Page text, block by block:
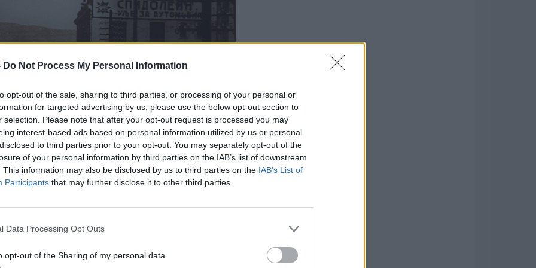
Do Not Process My Personal Information
opt-out of the sale, sharing to third parties, or processing of your personal or
for targeted advertising by us, please use the below opt-out section to
selection. Please note that after your opt-out request is processed you may
interest-based ads based on personal information utilized by us or personal
to third parties prior to your opt-out. You may separately opt-out of the
of your personal information by third parties on the IAB’s list of downstream
This information may also be disclosed by us to third parties on the IAB’s List of
Participants that may further disclose it to other third parties.
Data Processing Opt Outs
opt-out of the Sharing of my personal data.
го прикажува нивното потекло и богатата
потекнува од Тулуз, Франција, каде биле
Истанбул пред крајот на 18 век. Откако се